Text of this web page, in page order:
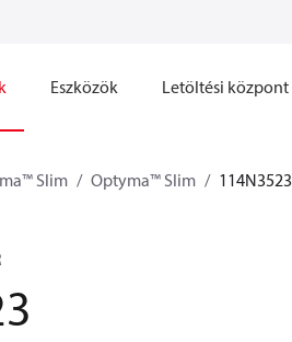
Eszközök Letöltési központ
Slim Optyma™ Slim 114N3523